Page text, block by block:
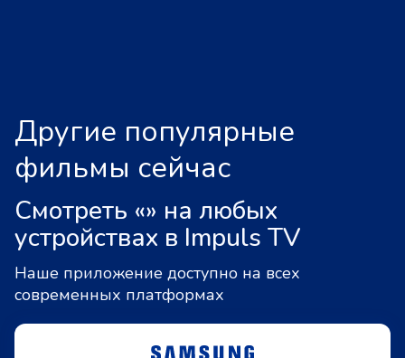
Другие популярные
фильмы сейчас
Смотреть «» на любых
устройствах в Impuls TV
Наше приложение доступно на всех
современных платформах